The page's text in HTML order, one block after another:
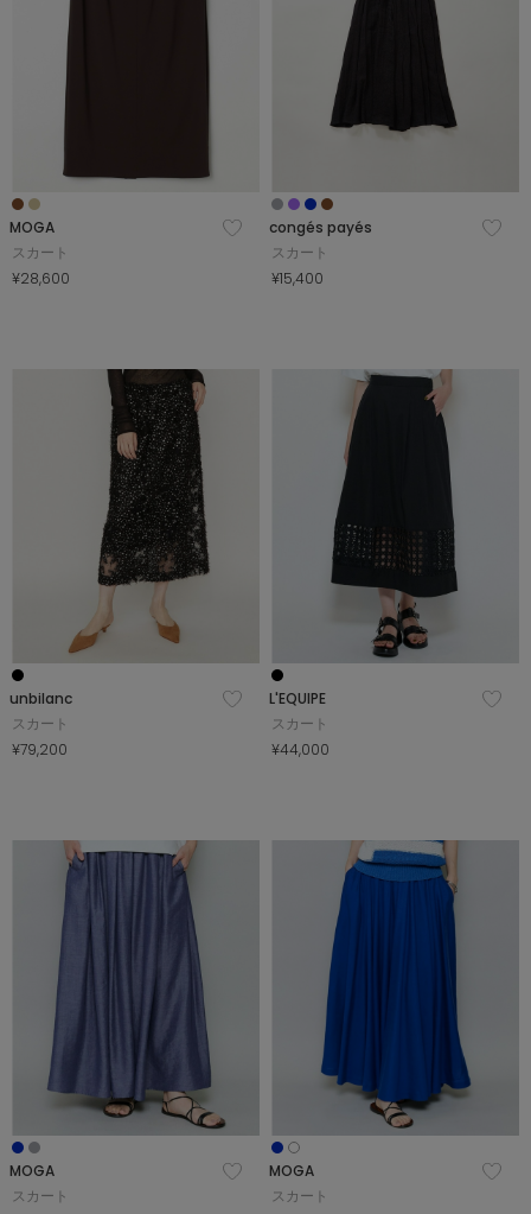
MOGA
スカート
¥28,600
congés payés
スカート
¥15,400
unbilanc
スカート
¥79,200
L'EQUIPE
スカート
¥44,000
MOGA
スカート
MOGA
スカート